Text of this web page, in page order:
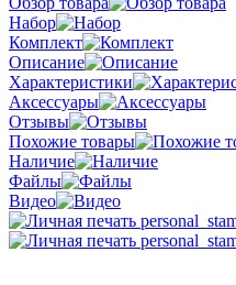
Набор
Комплект
Описание
Характеристики
Аксессуары
Отзывы
Похожие товары
Наличие
Файлы
Видео